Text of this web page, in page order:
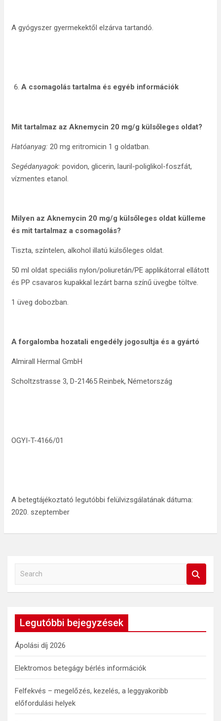
A gyógyszer gyermekektől elzárva tartandó.
A csomagolás tartalma és egyéb információk
Mit tartalmaz az Aknemycin 20 mg/g külsőleges oldat?
Hatóanyag: 20 mg eritromicin 1 g oldatban.
Segédanyagok: povidon, glicerin, lauril-poliglikol-foszfát,
vízmentes etanol.
Milyen az Aknemycin 20 mg/g külsőleges oldat külleme
és mit tartalmaz a csomagolás?
Tiszta, színtelen, alkohol illatú külsőleges oldat.
50 ml oldat speciális nylon/poliuretán/PE applikátorral ellátott
és PP csavaros kupakkal lezárt barna színű üvegbe töltve.
1 üveg dobozban.
A forgalomba hozatali engedély jogosultja és a gyártó
Almirall Hermal GmbH
Scholtzstrasse 3, D-21465 Reinbek, Németország
OGYI-T-4166/01
A betegtájékoztató legutóbbi felülvizsgálatának dátuma:
2020. szeptember
a
h
Legutóbbi bejegyzések
Ápolási díj 2026
Elektromos betegágy bérlés információk
Felfekvés – megelőzés, kezelés, a leggyakoribb
előfordulási helyek